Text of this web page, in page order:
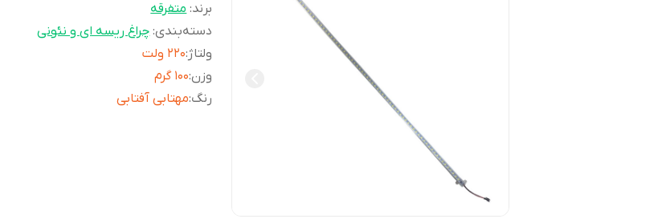
برند: متفرقه
دسته‌بندی:چراغ ریسه ای و نئونی
ولتاژ:220 ولت
وزن:100 گرم
رنگ:مهتابی آفتابی